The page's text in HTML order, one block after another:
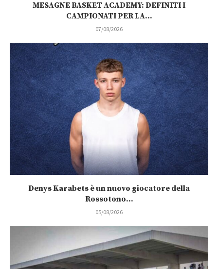
MESAGNE BASKET ACADEMY: DEFINITI I
CAMPIONATI PER LA...
07/08/2026
Denys Karabets è un nuovo giocatore della
Rossotono...
05/08/2026